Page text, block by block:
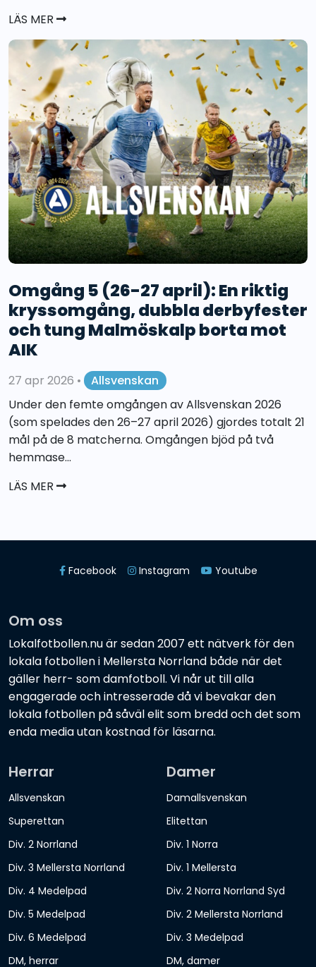
LÄS MER
Omgång 5 (26-27 april): En riktig
kryssomgång, dubbla derbyfester
och tung Malmöskalp borta mot
AIK
27 apr 2026 •
Allsvenskan
Under den femte omgången av Allsvenskan 2026
(som spelades den 26–27 april 2026) gjordes totalt 21
mål på de 8 matcherna. Omgången bjöd på två
hemmase...
LÄS MER
Facebook Instagram Youtube
Om oss
Lokalfotbollen.nu är sedan 2007 ett nätverk för den
lokala fotbollen i Mellersta Norrland både när det
gäller herr- som damfotboll. Vi når ut till alla
engagerade och intresserade då vi bevakar den
lokala fotbollen på såväl elit som bredd och det som
enda media utan kostnad för läsarna.
Herrar
Allsvenskan
Superettan
Div. 2 Norrland
Div. 3 Mellersta Norrland
Div. 4 Medelpad
Div. 5 Medelpad
Div. 6 Medelpad
DM, herrar
Damer
Damallsvenskan
Elitettan
Div. 1 Norra
Div. 1 Mellersta
Div. 2 Norra Norrland Syd
Div. 2 Mellersta Norrland
Div. 3 Medelpad
DM, damer